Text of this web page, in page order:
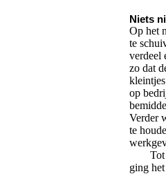
Niets
Op het
te
verdeel
zo dat
op
Verder
te
ging